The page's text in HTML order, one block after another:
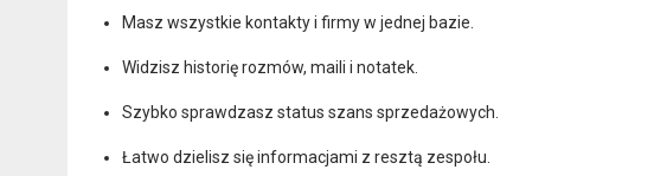
Masz wszystkie kontakty i firmy w jednej bazie.
Widzisz historię rozmów, maili i notatek.
Szybko sprawdzasz status szans sprzedażowych.
Łatwo dzielisz się informacjami z resztą zespołu.